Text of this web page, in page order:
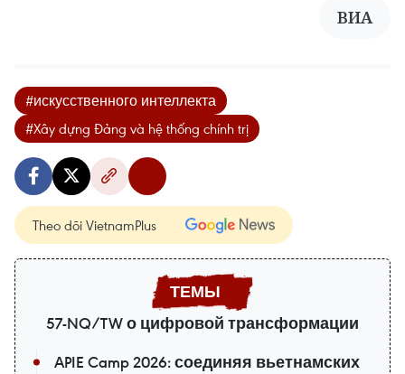
ВИА
#искусственного интеллекта
#Xây dựng Đảng và hệ thống chính trị
Theo dõi VietnamPlus
57-NQ/TW о цифровой трансформации
APIE Camp 2026: соединяя вьетнамских